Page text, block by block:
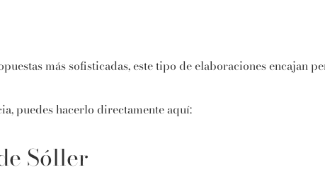
más sofisticadas, este tipo de elaboraciones encajan
puedes hacerlo directamente aquí:
Sóller